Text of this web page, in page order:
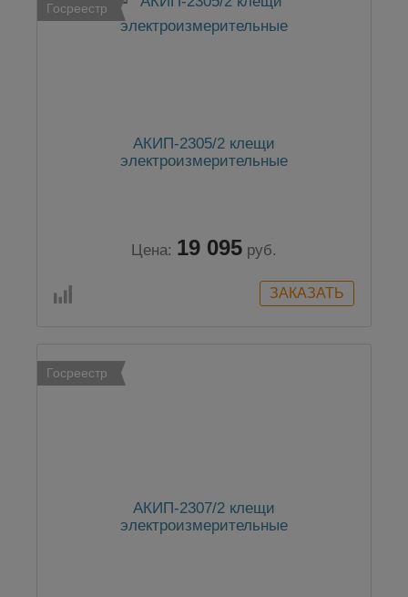
Госреестр
АКИП-2305/2 клещи
электроизмерительные
Цена: 19 095 руб.
Госреестр
АКИП-2307/2 клещи
электроизмерительные